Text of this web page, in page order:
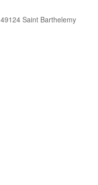
Saint Barthelemy